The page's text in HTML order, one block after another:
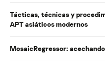
Tácticas, técnicas y
APT asiáticos modernos
MosaicRegressor: